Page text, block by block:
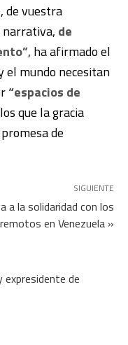
de vuestra
narrativa, de
, ha afirmado el
el mundo necesitan
“espacios de
que la gracia
de
SIGUIENTE
a la solidaridad con los
en Venezuela »
expresidente de